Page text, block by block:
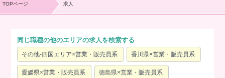
TOPページ 求人
同じ職種の他のエリアの求人を検索する
その他-四国エリア×営業・販売員系 香川県×営業・販売員系
愛媛県×営業・販売員系 徳島県×営業・販売員系